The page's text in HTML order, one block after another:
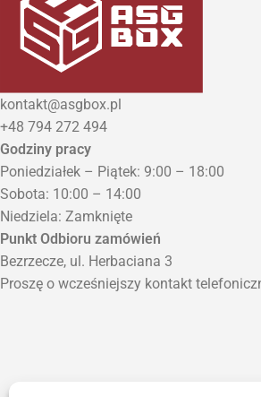
kontakt@asgbox.pl
+48 794 272 494
Godziny pracy
Poniedziałek – Piątek: 9:00 – 18:00
Sobota: 10:00 – 14:00
Niedziela: Zamknięte
Punkt Odbioru zamówień
Bezrzecze, ul. Herbaciana 3
Proszę o wcześniejszy kontakt